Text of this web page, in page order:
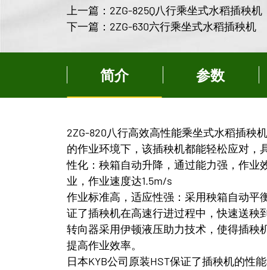
上一篇：2ZG-825Q八行乘坐式水稻插秧机
下一篇：2ZG-630六行乘坐式水稻插秧机
简介 参数
2ZG-820八行高效高性能乘坐式水稻插秧
的作业环境下，该插秧机都能轻松应对
性化：秧箱自动升降，通过能力强，作业
业，作业速度达1.5m/s
作业标准高，适应性强：采用秧箱自动平
证了插秧机在高速行进过程中，快速送秧
转向器采用伊顿液压助力技术，使得插秧
提高作业效率。
日本KYB公司原装HST保证了插秧机的性